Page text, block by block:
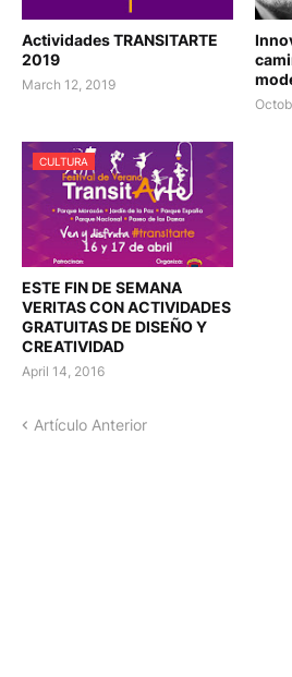
Actividades TRANSITARTE
2019
March 12, 2019
CULTURA
ESTE FIN DE SEMANA
VERITAS CON ACTIVIDADES
GRATUITAS DE DISEÑO Y
CREATIVIDAD
April 14, 2016
Artículo Anterior